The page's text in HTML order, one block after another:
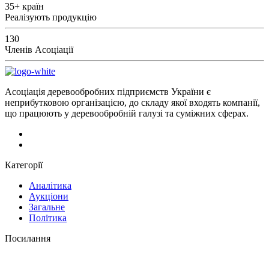
35+ країн
Реалізують продукцію
130
Членів Асоціації
Асоціація деревообробних підприємств України є
неприбутковою організацією, до складу якої входять компанії,
що працюють у деревообробній галузі та суміжних сферах.
Категорії
Аналітика
Аукціони
Загальне
Політика
Посилання